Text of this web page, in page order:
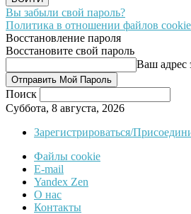
Вы забыли свой пароль?
Политика в отношении файлов cookie
Восстановление пароля
Восстановите свой пароль
Ваш адрес
Поиск
Суббота, 8 августа, 2026
Зарегистрироваться/
Файлы cookie
E-mail
Yandex Zen
О нас
Контакты